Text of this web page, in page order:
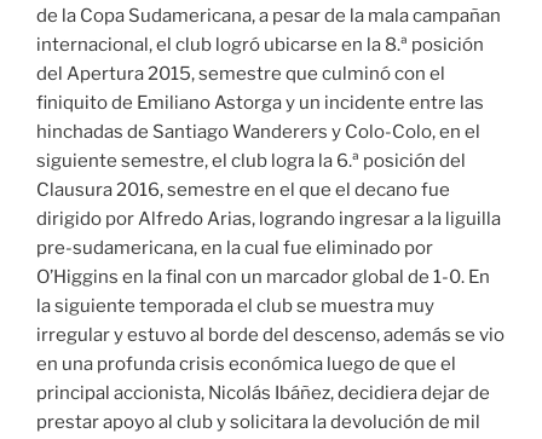
de la Copa Sudamericana, a pesar de la mala campañan
internacional, el club logró ubicarse en la 8.ª posición
del Apertura 2015, semestre que culminó con el
finiquito de Emiliano Astorga y un incidente entre las
hinchadas de Santiago Wanderers y Colo-Colo, en el
siguiente semestre, el club logra la 6.ª posición del
Clausura 2016, semestre en el que el decano fue
dirigido por Alfredo Arias, logrando ingresar a la liguilla
pre-sudamericana, en la cual fue eliminado por
O’Higgins en la final con un marcador global de 1-0. En
la siguiente temporada el club se muestra muy
irregular y estuvo al borde del descenso, además se vio
en una profunda crisis económica luego de que el
principal accionista, Nicolás Ibáñez, decidiera dejar de
prestar apoyo al club y solicitara la devolución de mil